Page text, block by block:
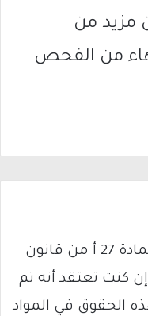
مزيد من
من الفحص
يتم الاستخدام المواد وفقًا للمادة 27 أ من قانون
والنشر 2007، وإن كنت تعتقد أنه تم
الحقوق في المواد